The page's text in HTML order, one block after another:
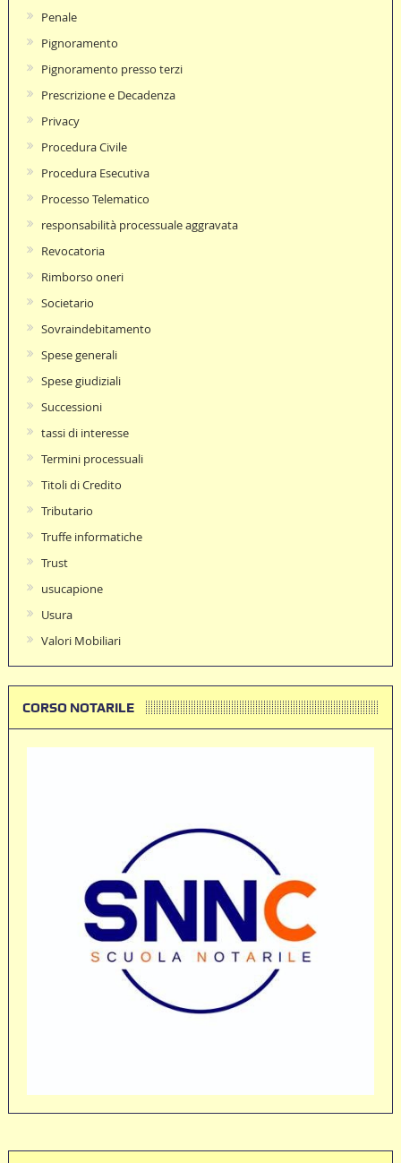
Penale
Pignoramento
Pignoramento presso terzi
Prescrizione e Decadenza
Privacy
Procedura Civile
Procedura Esecutiva
Processo Telematico
responsabilità processuale aggravata
Revocatoria
Rimborso oneri
Societario
Sovraindebitamento
Spese generali
Spese giudiziali
Successioni
tassi di interesse
Termini processuali
Titoli di Credito
Tributario
Truffe informatiche
Trust
usucapione
Usura
Valori Mobiliari
CORSO NOTARILE